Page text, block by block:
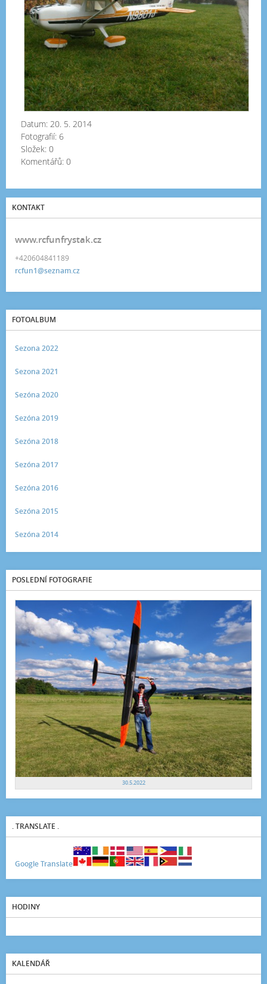
Datum: 20. 5. 2014
Fotografií: 6
Složek: 0
Komentářů: 0
KONTAKT
www.rcfunfrystak.cz
+420604841189
rcfun1@seznam.cz
FOTOALBUM
Sezona 2022
Sezona 2021
Sezóna 2020
Sezóna 2019
Sezóna 2018
Sezóna 2017
Sezóna 2016
Sezóna 2015
Sezóna 2014
POSLEDNÍ FOTOGRAFIE
30.5.2022
. TRANSLATE .
Google Translate
HODINY
KALENDÁŘ